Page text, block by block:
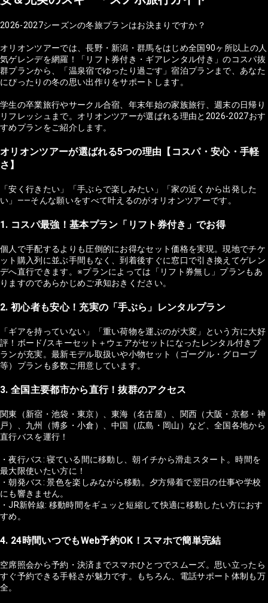
2026-2027シーズンの冬旅プランはお決まりですか？
オリオンツアーでは、長野・新潟・群馬をはじめ全国90ヶ所以上の人
気ゲレンデを網羅！「リフト券付き・ギアレンタル付き」のコスパ抜
群プランから、「温泉宿でゆったり過ごす」宿泊プランまで、あなた
にぴったりの冬の思い出作りをサポートします。
学生の卒業旅行やサークル合宿、年末年始の家族旅行、週末の日帰り
リフレッシュまで。オリオンツアーが選ばれる理由と2026-2027おす
すめプランをご紹介します。
オリオンツアーが選ばれる5つの理由【コスパ・安心・手軽
さ】
「安く行きたい」「手ぶらで楽しみたい」「家の近くから出発した
い」——そんな願いをすべて叶えるのがオリオンツアーです。
1. コスパ最強！基本プラン「リフト券付き」でお得
個人で手配するよりも圧倒的にお得なセット価格を実現。現地でチケ
ット購入列に並ぶ手間もなく、到着後すぐに窓口で引き換えてゲレン
デへ直行できます。※プランによっては「リフト券無し」プランもあ
りますのであらかじめご承知おきください。
2. 初心者も安心！充実の「手ぶら」レンタルプラン
「ギアを持っていない」「重い荷物を運ぶのが大変」という方に大好
評！ボード/スキーセット＋ウェアがセットになったレンタル付きプ
ランが充実。最新モデル取扱いや小物セット（ゴーグル・グローブ
等）プランも多数ご用意しています。
3. 全国主要都市から直行！抜群のアクセス
関東（新宿・池袋・東京）、東海（名古屋）、関西（大阪・京都・神
戸）、九州（博多・小倉）、中国（広島・岡山）など、全国各地から
直行バスを運行！
・夜行バス: 寝ている間に移動し、朝イチから滑走スタート。時間を
最大限使いたい方に！
・朝発バス: 景色を楽しみながら移動。夕方帰着で翌日の仕事や学校
にも響きません。
・JR新幹線: 移動時間をギュッと短縮して快適に移動したい方におす
すめ。
4. 24時間いつでもWeb予約OK！スマホで簡単完結
空席照会から予約・決済までスマホひとつでスムーズ。思い立ったら
すぐ予約できる手軽さが魅力です。もちろん、電話サポート体制も万
全。